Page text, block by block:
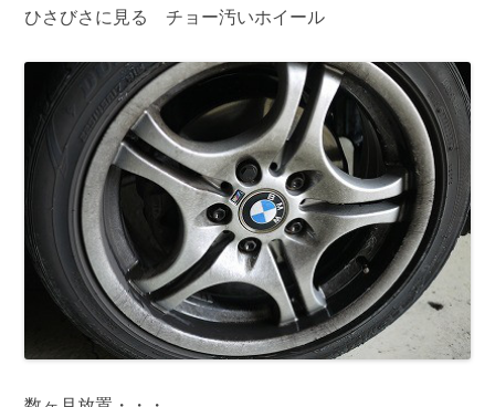
ひさびさに見る チョー汚いホイール